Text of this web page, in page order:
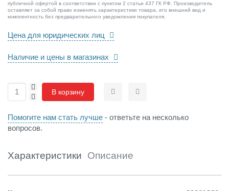
*
1
м
Наличие и цены в магазинах
публичной офертой в соответствии с пунктом 2 статьи 437 ГК РФ. Производитель
оставляет за собой право изменять характеристики товара, его внешний вид и
комплектность без предварительного уведомления покупателя.
Цена для юридических лиц
-
+
В корзину СравнитьОтложить
Помогите нам стать лучше - ответьте на несколько
вопросов.
Характеристики Описание